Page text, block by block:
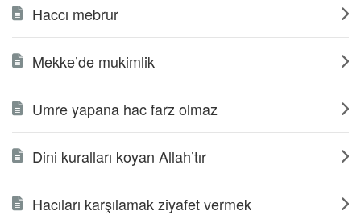
Haccı mebrur
Mekke’de mukimlik
Umre yapana hac farz olmaz
Dini kuralları koyan Allah’tır
Hacıları karşılamak ziyafet vermek